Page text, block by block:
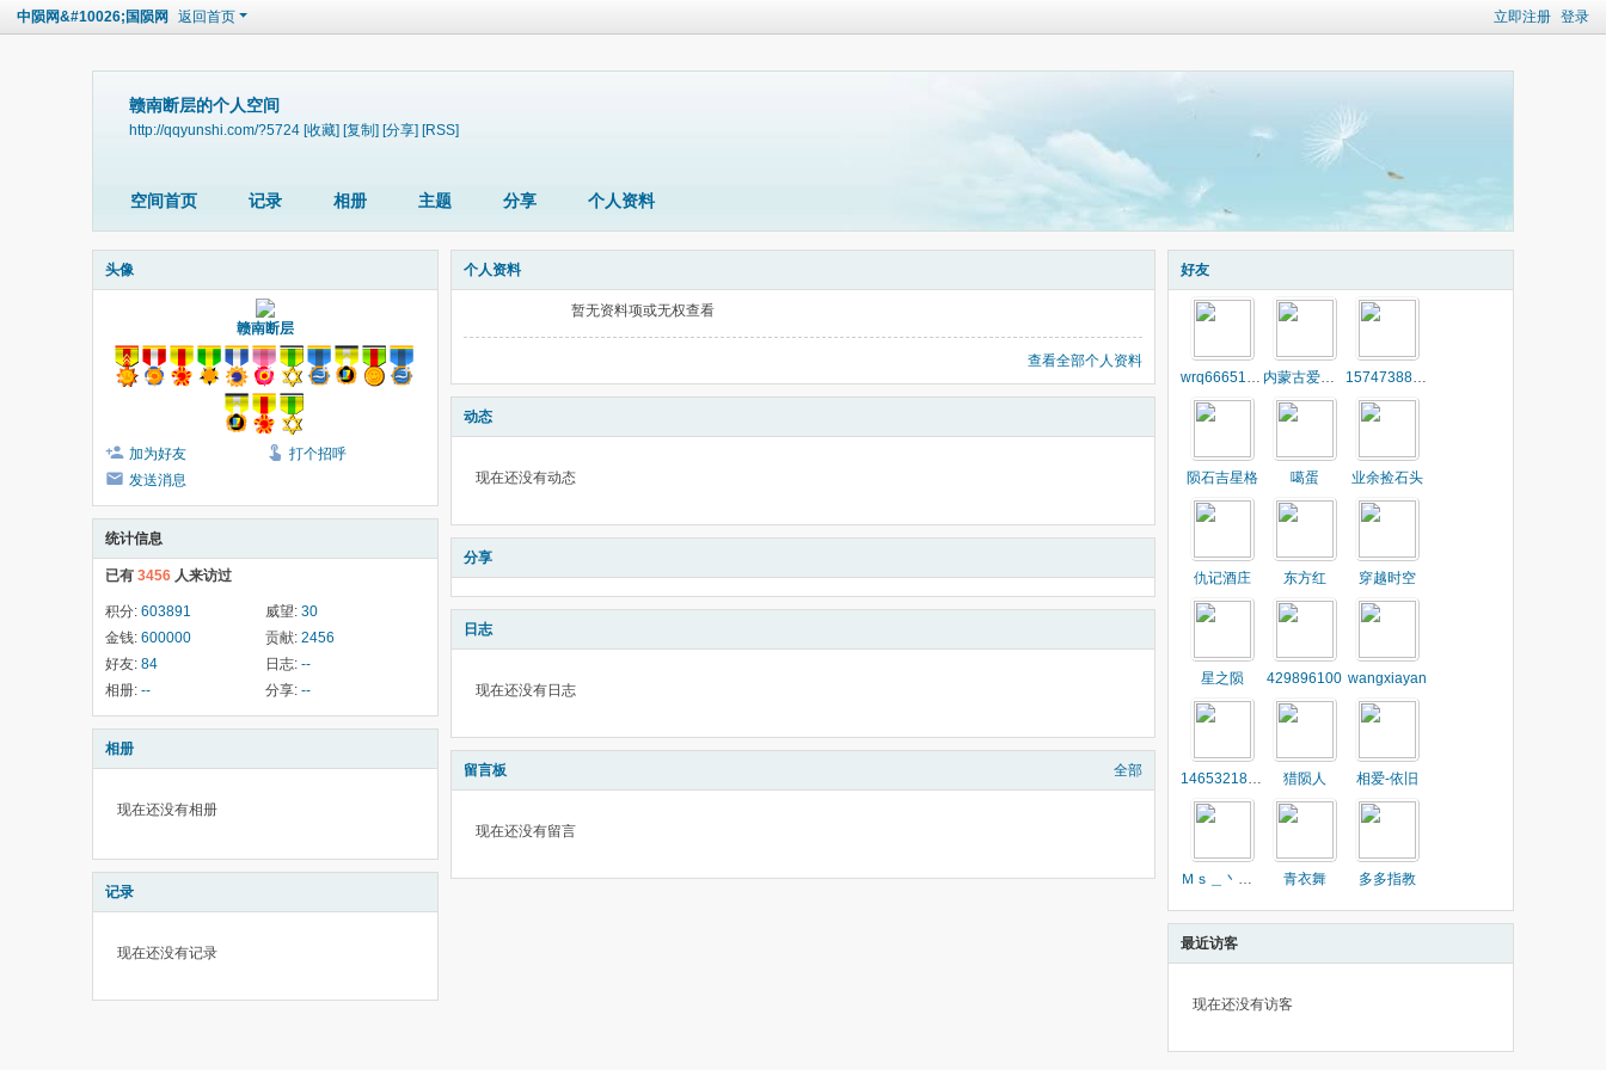
立即注册 登录
中陨网&#10026;国陨网 返回首页
赣南断层的个人空间
http://qqyunshi.com/?5724 [收藏] [复制] [分享] [RSS]
空间首页 记录 相册 主题 分享 个人资料
头像
赣南断层
加为好友
打个招呼
发送消息
统计信息
已有 3456 人来访过
积分: 603891 威望: 30
金钱: 600000 贡献: 2456
好友: 84 日志: --
相册: -- 分享: --
相册
现在还没有相册
记录
现在还没有记录
个人资料
暂无资料项或无权查看
查看全部个人资料
动态
现在还没有动态
分享
日志
现在还没有日志
留言板 全部
现在还没有留言
好友
wrq666515wrq 内蒙古爱好者 1574738850
陨石吉星格 噶蛋 业余捡石头
仇记酒庄 东方红 穿越时空
星之陨 429896100 wangxiayan
1465321834 猎陨人 相爱-依旧
Ｍｓ＿丶格调 青衣舞 多多指教
最近访客
现在还没有访客